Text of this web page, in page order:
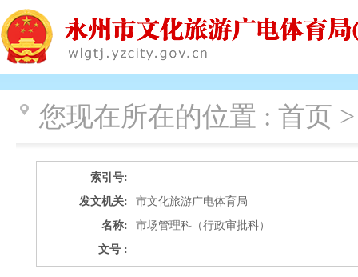
您现在所在的位置 : 首页
索引号:
发文机关:
市文化旅游广电体育局
名称:
市场管理科（行政审批科）
文号 :